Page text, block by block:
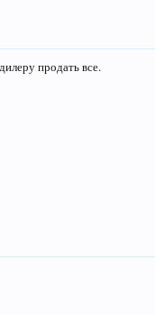
продать все.